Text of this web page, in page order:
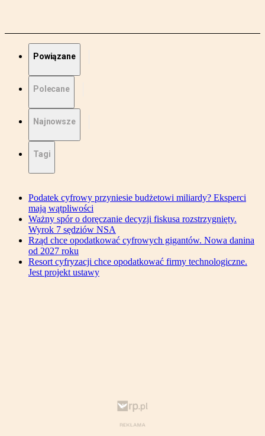
Powiązane
Polecane
Najnowsze
Tagi
Podatek cyfrowy przyniesie budżetowi miliardy? Eksperci
mają wątpliwości
Ważny spór o doręczanie decyzji fiskusa rozstrzygnięty.
Wyrok 7 sędziów NSA
Rząd chce opodatkować cyfrowych gigantów. Nowa danina
od 2027 roku
Resort cyfryzacji chce opodatkować firmy technologiczne.
Jest projekt ustawy